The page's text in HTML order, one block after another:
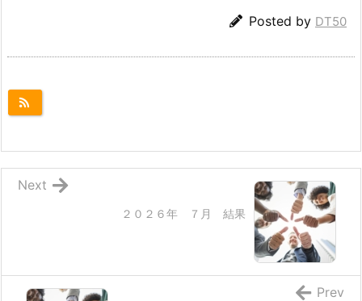
Posted by DT50
２０２６年 ７月 結果
Next
Prev